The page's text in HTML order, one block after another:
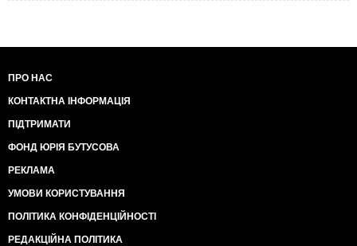
ПРО НАС
КОНТАКТНА ІНФОРМАЦІЯ
ПІДТРИМАТИ
ФОНД ЮРІЯ БУТУСОВА
РЕКЛАМА
УМОВИ КОРИСТУВАННЯ
ПОЛІТИКА КОНФІДЕНЦІЙНОСТІ
РЕДАКЦІЙНА ПОЛІТИКА